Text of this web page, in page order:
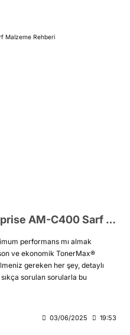
Epson WorkForce Enterprise AM-C400 Sarf Malzeme Rehberi
performans mı almak
ve ekonomik TonerMax®
gereken her şey, detaylı
sıkça sorulan sorularla bu
03/06/2025 19:53